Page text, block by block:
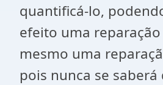
quantificá-lo,
efeito uma
mesmo uma
pois nunca se